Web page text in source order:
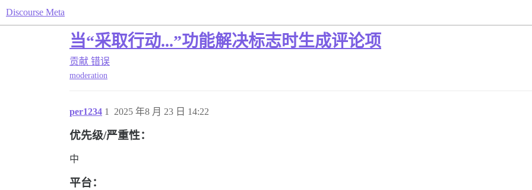
Discourse Meta
当“采取行动...”功能解决标志时生成评论项
贡献 错误
moderation
per1234 2025 年8 月 23 日 14:22
1
优先级/严重性：
中
平台：